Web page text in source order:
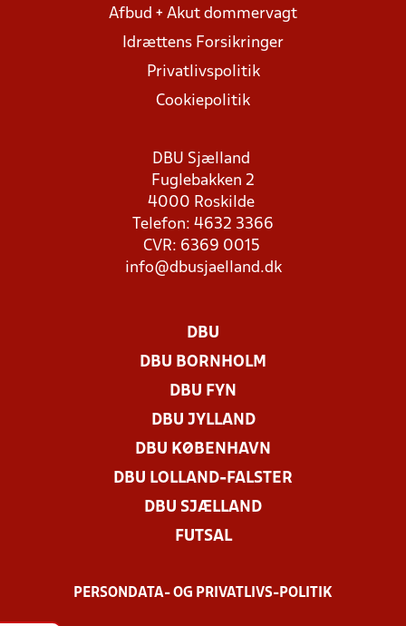
Afbud + Akut dommervagt
Idrættens Forsikringer
Privatlivspolitik
Cookiepolitik
DBU Sjælland
Fuglebakken 2
4000 Roskilde
Telefon: 4632 3366
CVR: 6369 0015
info@dbusjaelland.dk
DBU
DBU BORNHOLM
DBU FYN
DBU JYLLAND
DBU KØBENHAVN
DBU LOLLAND-FALSTER
DBU SJÆLLAND
FUTSAL
PERSONDATA- OG PRIVATLIVS-POLITIK